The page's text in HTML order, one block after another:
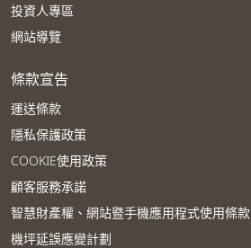
投資人專區
網站導覽
條款宣告
運送條款
隱私保護政策
COOKIE使用政策
顧客服務承諾
智慧財產權、網站暨手機應用程式使用條款
機坪延誤應變計劃